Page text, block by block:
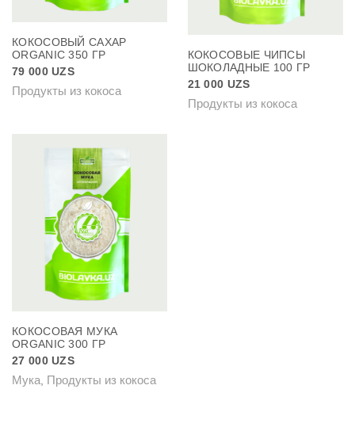
КОКОСОВЫЙ САХАР
ORGANIC 350 ГР
79 000UZS
Продукты из кокоса
КОКОСОВЫЕ ЧИПСЫ
ШОКОЛАДНЫЕ 100 ГР
21 000 UZS
Продукты из кокоса
КОКОСОВАЯ МУКА
ORGANIC 300 ГР
27 000UZS
Мука Продукты из кокоса